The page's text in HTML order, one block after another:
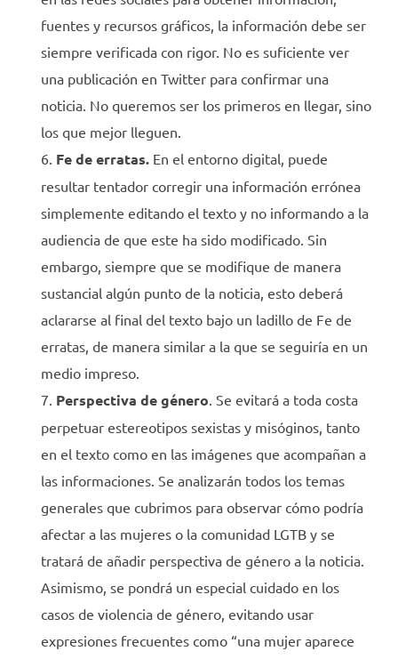
fuentes y recursos gráficos, la información debe ser
siempre verificada con rigor. No es suficiente ver
una publicación en Twitter para confirmar una
noticia. No queremos ser los primeros en llegar, sino
los que mejor lleguen.
Fe de erratas. En el entorno digital, puede
resultar tentador corregir una información errónea
simplemente editando el texto y no informando a la
audiencia de que este ha sido modificado. Sin
embargo, siempre que se modifique de manera
sustancial algún punto de la noticia, esto deberá
aclararse al final del texto bajo un ladillo de Fe de
erratas, de manera similar a la que se seguiría en un
medio impreso.
Perspectiva de género. Se evitará a toda costa
perpetuar estereotipos sexistas y misóginos, tanto
en el texto como en las imágenes que acompañan a
las informaciones. Se analizarán todos los temas
generales que cubrimos para observar cómo podría
afectar a las mujeres o la comunidad LGTB y se
tratará de añadir perspectiva de género a la noticia.
Asimismo, se pondrá un especial cuidado en los
casos de violencia de género, evitando usar
expresiones frecuentes como “una mujer aparece